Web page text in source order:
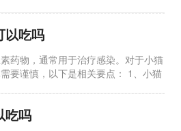
以吃吗
药物，通常用于治疗感染。对于小猫
要谨慎，以下是相关要点： 1、小猫
吃吗